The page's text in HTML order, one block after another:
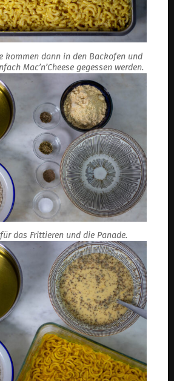
kommen dann in den Backofen und
Mac’n’Cheese gegessen werden.
das Frittieren und die Panade.